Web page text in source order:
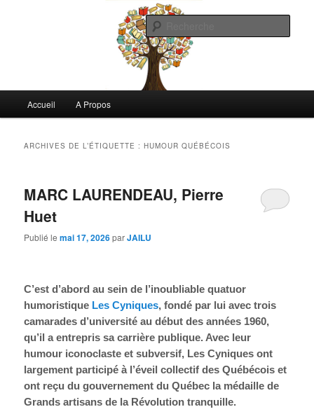
Commentaires littéraires en tout genre
principal
Accueil A Propos
ARCHIVES DE L’ÉTIQUETTE :HUMOUR QUÉBÉCOIS
MARC LAURENDEAU, Pierre
Huet
Publié lemai 17, 2026parJAILU
C’est d’abord au sein de l’inoubliable quatuor
humoristique Les Cyniques, fondé par lui avec trois
camarades d’université au début des années 1960,
qu’il a entrepris sa carrière publique. Avec leur
humour iconoclaste et subversif, Les Cyniques ont
largement participé à l’éveil collectif des Québécois et
ont reçu du gouvernement du Québec la médaille de
Grands artisans de la Révolution tranquille.